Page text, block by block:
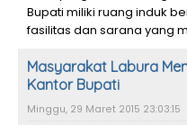
Bupati miliki ruang induk
fasilitas dan sarana yang
Masyarakat Labura
Kantor Bupati
Minggu, 29 Maret 2015 23:03:15